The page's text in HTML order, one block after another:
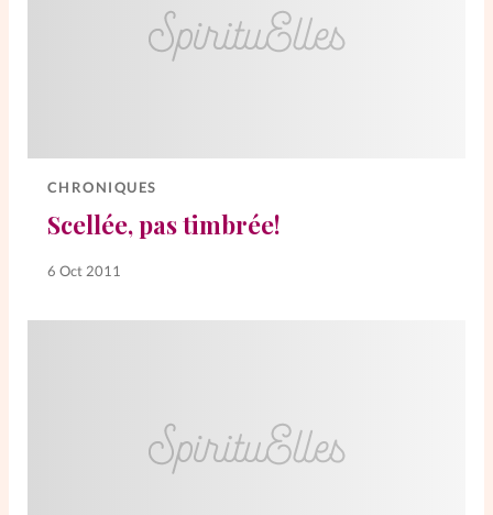
Faire un don
éditions
À propos
La rédaction
Changement d'adresse
CHRONIQUES
Scellée, pas timbrée!
6 Oct 2011